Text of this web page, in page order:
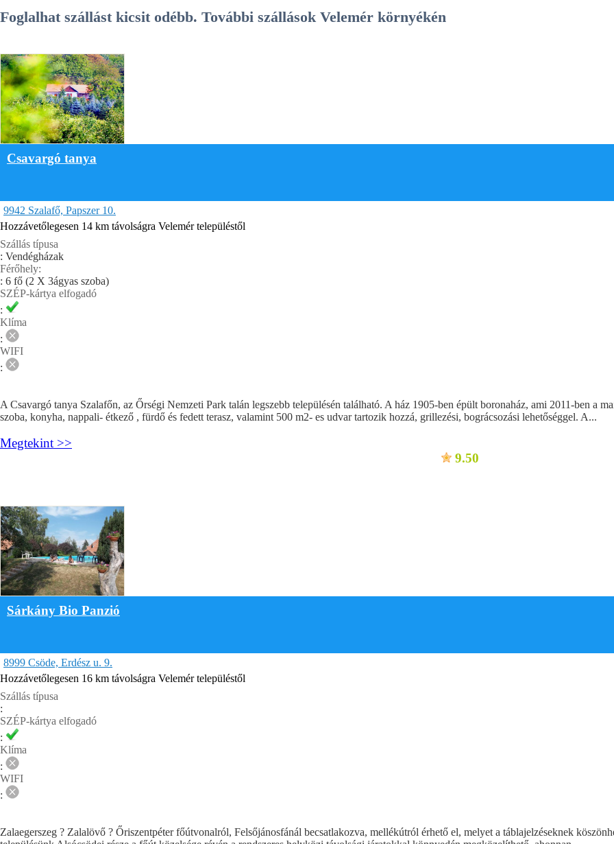
Foglalhat szállást kicsit odébb. További szállások Velemér környékén
Csavargó tanya
9942 Szalafő, Papszer 10.
Hozzávetőlegesen 14 km távolságra Velemér településtől
Szállás típusa
: Vendégházak
Férőhely:
: 6 fő (2 X 3ágyas szoba)
SZÉP-kártya elfogadó
:
Klíma
:
WIFI
:
A Csavargó tanya Szalafőn, az Őrségi Nemzeti Park talán legszebb településén található. A ház 1905-ben épült boronaház, ami 2011-ben a
szoba, konyha, nappali- étkező , fürdő és fedett terasz, valamint 500 m2- es udvar tartozik hozzá, grillezési, bográcsozási lehetőséggel. A...
Megtekint >>
9.50
Sárkány Bio Panzió
8999 Csöde, Erdész u. 9.
Hozzávetőlegesen 16 km távolságra Velemér településtől
Szállás típusa
:
SZÉP-kártya elfogadó
:
Klíma
:
WIFI
:
Zalaegerszeg ? Zalalövő ? Őriszentpéter főútvonalról, Felsőjánosfánál becsatlakozva, mellékútról érhető el, melyet a táblajelzéseknek